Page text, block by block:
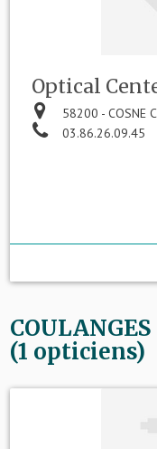
Optical
58200 - COSNE
03.86.26.09.45
(1 opticiens)